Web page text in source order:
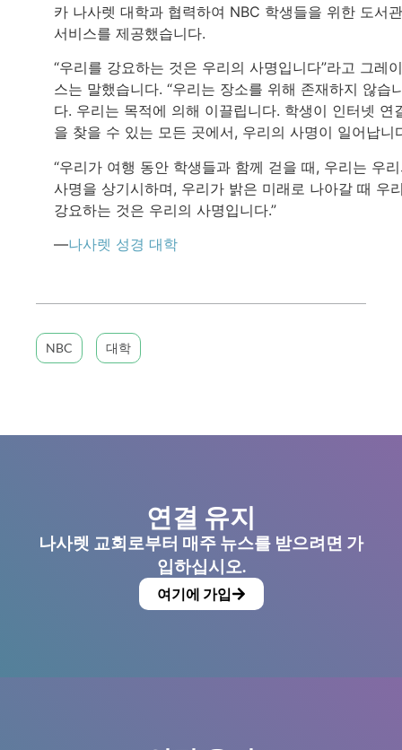
카 나사렛 대학과 협력하여 NBC 학생들을 위한 도서관
서비스를 제공했습니다.
“우리를 강요하는 것은 우리의 사명입니다”라고 그레
스는 말했습니다. “우리는 장소를 위해 존재하지 않습
다. 우리는 목적에 의해 이끌립니다. 학생이 인터넷 연
을 찾을 수 있는 모든 곳에서, 우리의 사명이 일어납니
“우리가 여행 동안 학생들과 함께 걷을 때, 우리는 우
사명을 상기시하며, 우리가 밝은 미래로 나아갈 때 우
강요하는 것은 우리의 사명입니다.”
—나사렛 성경 대학
NBC 대학
연결 유지
나사렛 교회로부터 매주 뉴스를 받으려면 가
입하십시오.
여기에 가입